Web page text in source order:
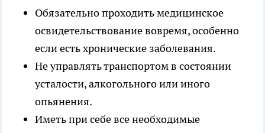
Обязательно проходить медицинское
освидетельствование вовремя, особенно
если есть хронические заболевания.
Не управлять транспортом в состоянии
усталости, алкогольного или иного
опьянения.
Иметь при себе все необходимые